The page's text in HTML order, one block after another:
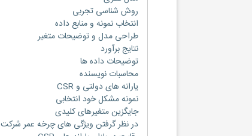
روش شناسی تجربی
انتخاب نمونه و منابع داده
طراحی مدل و توضیحات متغیر
نتایج برآورد
توضیحات داده ها
محاسبات نویسنده
یارانه های دولتی و CSR
نمونه مشکل خود انتخابی
جایگزین متغیرهای کلیدی
در نظر گرفتن ویژگی های چرخه عمر شرکت